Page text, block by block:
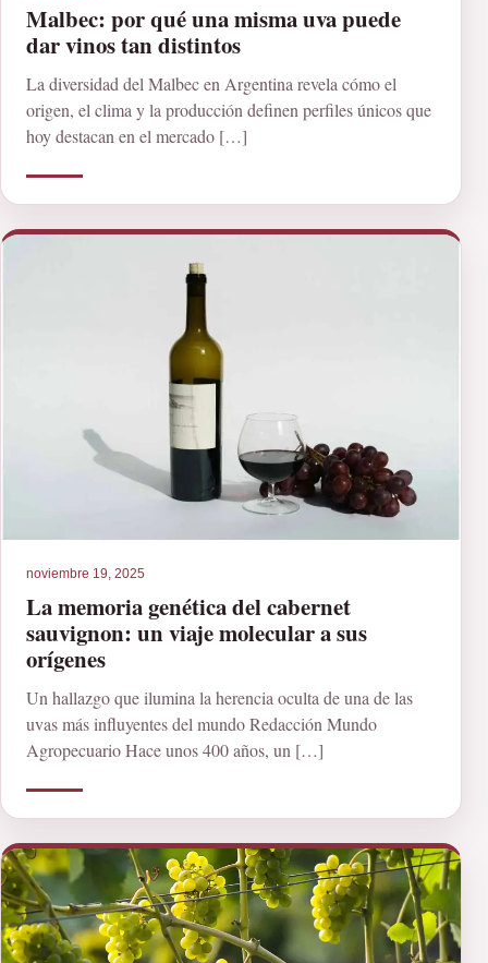
Malbec: por qué una misma uva puede
dar vinos tan distintos
La diversidad del Malbec en Argentina revela cómo el
origen, el clima y la producción definen perfiles únicos que
hoy destacan en el mercado […]
noviembre 19, 2025
La memoria genética del cabernet
sauvignon: un viaje molecular a sus
orígenes
Un hallazgo que ilumina la herencia oculta de una de las
uvas más influyentes del mundo Redacción Mundo
Agropecuario Hace unos 400 años, un […]